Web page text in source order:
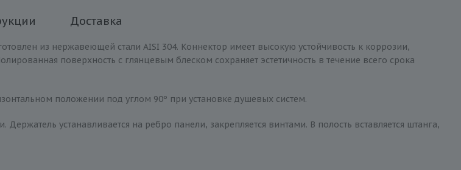
Доставка
из нержавеющей стали AISI 304. Коннектор имеет высокую устойчивость к коррозии,
поверхность с глянцевым блеском сохраняет эстетичность в течение всего срока
положении под углом 90º при установке душевых систем.
Держатель устанавливается на ребро панели, закрепляется винтами. В полость вставляется штанга,